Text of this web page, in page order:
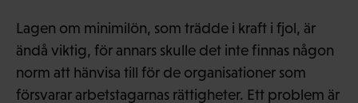
Lagen om minimilön, som trädde i kraft i fjol, är
ändå viktig, för annars skulle det inte finnas någon
norm att hänvisa till för de organisationer som
försvarar arbetstagarnas rättigheter. Ett problem är